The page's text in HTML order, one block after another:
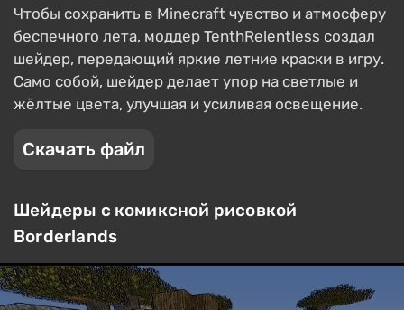
Чтобы сохранить в Minecraft чувство и атмосферу
беспечного лета, моддер TenthRelentless создал
шейдер, передающий яркие летние краски в игру.
Само собой, шейдер делает упор на светлые и
жёлтые цвета, улучшая и усиливая освещение.
Скачать файл
Шейдеры с комиксной рисовкой
Borderlands